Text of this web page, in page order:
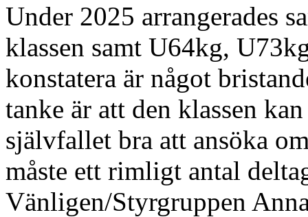
Under 2025 arrangerades
klassen samt U64kg,
konstatera är något
tanke är att den klassen
självfallet bra att ansöka
måste ett rimligt antal
Vänligen/Styrgruppen